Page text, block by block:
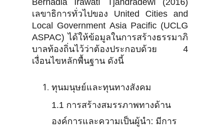
Bernadia Irawati Tjandradewi (2016)
เลขาธิการทั่วไปของ United Cities and
Local Government Asia Pacific (UCLG
ASPAC) ได้ให้ข้อมูลในการสร้างธรรมาภิ
บาลท้องถิ่นไว้ว่าต้องประกอบด้วย 4
เงื่อนไขหลักพื้นฐาน ดังนี้
ทุนมนุษย์และทุนทางสังคม
1.1 การสร้างสมรรภาพทางด้าน
องค์การและความเป็นผู้นำ: มีการ